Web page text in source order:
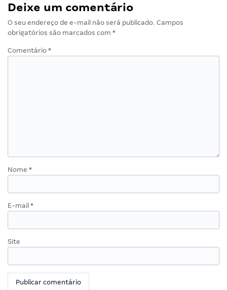
Deixe um comentário
O seu endereço de e-mail não será publicado. Campos
obrigatórios são marcados com *
Comentário *
Nome *
E-mail *
Site